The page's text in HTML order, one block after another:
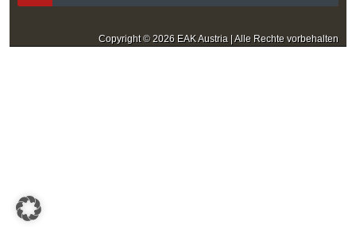
Copyright © 2026 EAK Austria | Alle Rechte vorbehalten